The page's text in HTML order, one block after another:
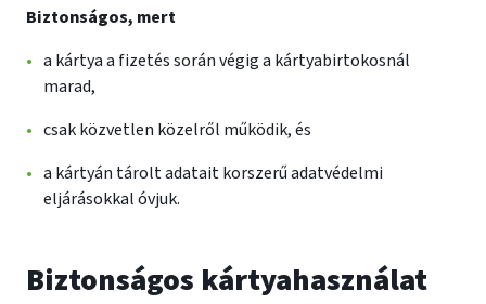
Biztonságos, mert
a kártya a fizetés során végig a kártyabirtokosnál
marad,
csak közvetlen közelről működik, és
a kártyán tárolt adatait korszerű adatvédelmi
eljárásokkal óvjuk.
Biztonságos kártyahasználat